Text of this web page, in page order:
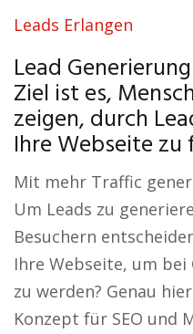
Leads Erlangen
Lead
Ziel ist es,
zeigen, durch
Ihre Webseite zu
Mit mehr Traffic
Um Leads zu
Besuchern
Ihre Webseite, um
zu werden? Genau
Konzept für SEO und